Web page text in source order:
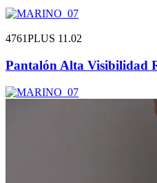
4761PLUS 11.02
Pantalón Alta Visibilidad